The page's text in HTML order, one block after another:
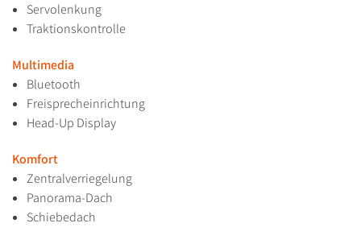
Servolenkung
Traktionskontrolle
Multimedia
Bluetooth
Freisprecheinrichtung
Head-Up Display
Komfort
Zentralverriegelung
Panorama-Dach
Schiebedach